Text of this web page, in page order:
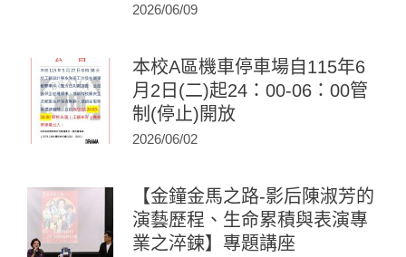
2026/06/09
本校A區機車停車場自115年6
月2日(二)起24：00-06：00管
制(停止)開放
2026/06/02
【金鐘金馬之路-影后陳淑芳的
演藝歷程、生命累積與表演專
業之淬鍊】專題講座